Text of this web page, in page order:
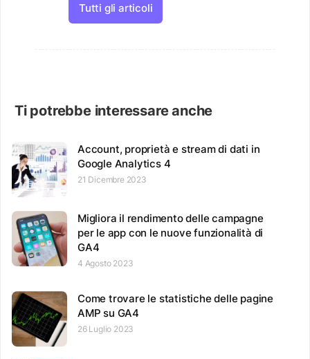
Tutti gli articoli
Ti potrebbe interessare anche
Account, proprietà e stream di dati in
Google Analytics 4
21 Dicembre 2023
Migliora il rendimento delle campagne
per le app con le nuove funzionalità di
GA4
4 Agosto 2023
Come trovare le statistiche delle pagine
AMP su GA4
26 Luglio 2023